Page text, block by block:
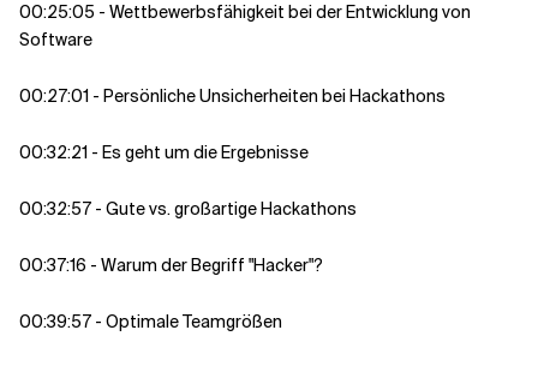
00:25:05 - Wettbewerbsfähigkeit bei der Entwicklung von
Software
00:27:01 - Persönliche Unsicherheiten bei Hackathons
00:32:21 - Es geht um die Ergebnisse
00:32:57 - Gute vs. großartige Hackathons
00:37:16 - Warum der Begriff "Hacker"?
00:39:57 - Optimale Teamgrößen